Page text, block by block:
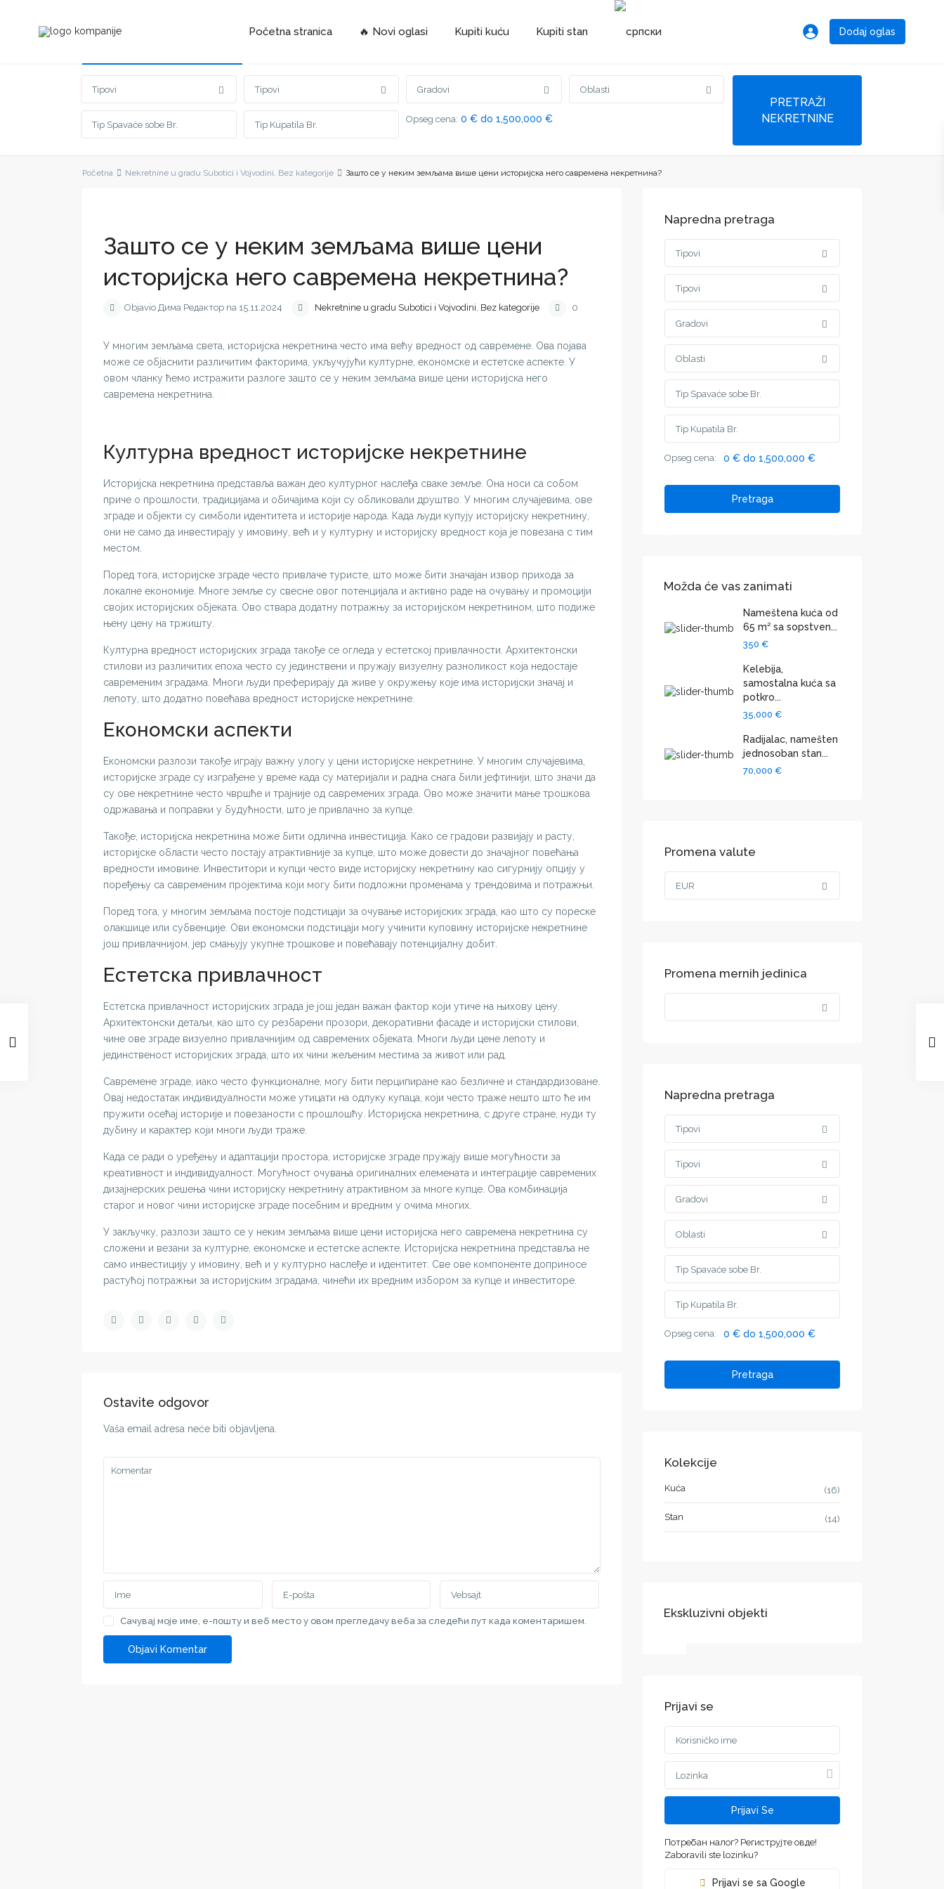
Početna stranica 🔥 Novi oglasi Kupiti kuću Kupiti stan Dodaj oglas
Tipovi Tipovi Gradovi Oblasti
Opseg cena: 0 € do 1,500,000 €
Početna Nekretnine u gradu Subotici i Vojvodini, Bez kategorije Зашто се у неким земљама више цени историјска него савремена некретнина?
Зашто се у неким земљама више цени
историјска него савремена некретнина?
Objavio Дима Редактор na 15.11.2024 Nekretnine u gradu Subotici i Vojvodini, Bez kategorije 0
У многим земљама света, историјска некретнина често има већу вредност од савремене. Ова појава
може се објаснити различитим факторима, укључујући културне, економске и естетске аспекте. У
овом чланку ћемо истражити разлоге зашто се у неким земљама више цени историјска него
савремена некретнина.
Културна вредност историјске некретнине
Историјска некретнина представља важан део културног наслеђа сваке земље. Она носи са собом
приче о прошлости, традицијама и обичајима који су обликовали друштво. У многим случајевима, ове
зграде и објекти су симболи идентитета и историје народа. Када људи купују историјску некретнину,
они не само да инвестирају у имовину, већ и у културну и историјску вредност која је повезана с тим
местом.
Поред тога, историјске зграде често привлаче туристе, што може бити значајан извор прихода за
локалне економије. Многе земље су свесне овог потенцијала и активно раде на очувању и промоцији
својих историјских објеката. Ово ствара додатну потражњу за историјском некретнином, што подиже
њену цену на тржишту.
Културна вредност историјских зграда такође се огледа у естетској привлачности. Архитектонски
стилови из различитих епоха често су јединствени и пружају визуелну разноликост која недостаје
савременим зградама. Многи људи преферирају да живе у окружењу које има историјски значај и
лепоту, што додатно повећава вредност историјске некретнине.
Економски аспекти
Економски разлози такође играју важну улогу у цени историјске некретнине. У многим случајевима,
историјске зграде су изграђене у време када су материјали и радна снага били јефтинији, што значи да
су ове некретнине често чвршће и трајније од савремених зграда. Ово може значити мање трошкова
одржавања и поправки у будућности, што је привлачно за купце.
Такође, историјска некретнина може бити одлична инвестиција. Како се градови развијају и расту,
историјске области често постају атрактивније за купце, што може довести до значајног повећања
вредности имовине. Инвеститори и купци често виде историјску некретнину као сигурнију опцију у
поређењу са савременим пројектима који могу бити подложни променама у трендовима и потражњи.
Поред тога, у многим земљама постоје подстицаји за очување историјских зграда, као што су пореске
олакшице или субвенције. Ови економски подстицаји могу учинити куповину историјске некретнине
још привлачнијом, јер смањују укупне трошкове и повећавају потенцијалну добит.
Естетска привлачност
Естетска привлачност историјских зграда је још један важан фактор који утиче на њихову цену.
Архитектонски детаљи, као што су резбарени прозори, декоративни фасаде и историјски стилови,
чине ове зграде визуелно привлачнијим од савремених објеката. Многи људи цене лепоту и
јединственост историјских зграда, што их чини жељеним местима за живот или рад.
Савремене зграде, иако често функционалне, могу бити перципиране као безличне и стандардизоване.
Овај недостатак индивидуалности може утицати на одлуку купаца, који често траже нешто што ће им
пружити осећај историје и повезаности с прошлошћу. Историјска некретнина, с друге стране, нуди ту
дубину и карактер који многи људи траже.
Када се ради о уређењу и адаптацији простора, историјске зграде пружају више могућности за
креативност и индивидуалност. Могућност очувања оригиналних елемената и интеграције савремених
дизајнерских решења чини историјску некретнину атрактивном за многе купце. Ова комбинација
старог и новог чини историјске зграде посебним и вредним у очима многих.
У закључку, разлози зашто се у неким земљама више цени историјска него савремена некретнина су
сложени и везани за културне, економске и естетске аспекте. Историјска некретнина представља не
само инвестицију у имовину, већ и у културно наслеђе и идентитет. Све ове компоненте доприносе
растућој потражњи за историјским зградама, чинећи их вредним избором за купце и инвеститоре.
Ostavite odgovor
Vaša email adresa neće biti objavljena.
Сачувај моје име, е-пошту и веб место у овом прегледачу веба за следећи пут када коментаришем.
Napredna pretraga
Tipovi
Tipovi
Gradovi
Oblasti
Opseg cena: 0 € do 1,500,000 €
Pretraga
Možda će vas zanimati
Nameštena kuća od
65 m² sa sopstven...
350 €
Kelebija,
samostalna kuća sa
potkro...
35,000 €
Radijalac, namešten
jednosoban stan...
70,000 €
Promena valute
EUR
Promena mernih jedinica
Napredna pretraga
Tipovi
Tipovi
Gradovi
Oblasti
Opseg cena: 0 € do 1,500,000 €
Pretraga
Kolekcije
Kuća (16)
Stan (14)
Ekskluzivni objekti
Prijavi se
Prijavi Se
Потребан налог? Региструјте овде!
Zaboravili ste lozinku?
Prijavi se sa Google
Недвижимость в Суботице и Воеводине